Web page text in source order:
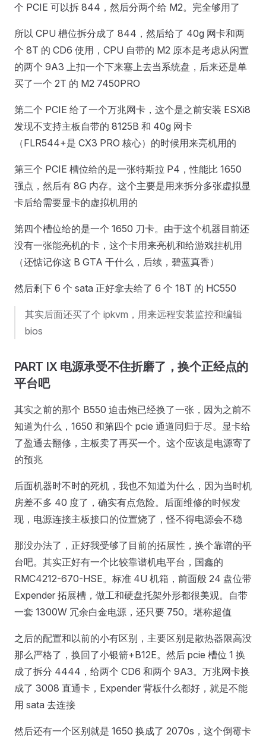
个 PCIE 可以拆 844，然后分两个给 M2。完全够用了
所以 CPU 槽位拆分成了 844，然后给了 40g 网卡和两
个 8T 的 CD6 使用，CPU 自带的 M2 原本是考虑从闲置
的两个 9A3 上扣一个下来塞上去当系统盘，后来还是单
买了一个 2T 的 M2 7450PRO
第二个 PCIE 给了一个万兆网卡，这个是之前安装 ESXi8
发现不支持主板自带的 8125B 和 40g 网卡
（FLR544+是 CX3 PRO 核心）的时候用来亮机用的
第三个 PCIE 槽位给的是一张特斯拉 P4，性能比 1650
强点，然后有 8G 内存。这个主要是用来拆分多张虚拟显
卡后给需要显卡的虚拟机用的
第四个槽位给的是一个 1650 刀卡。由于这个机器目前还
没有一张能亮机的卡，这个卡用来亮机和给游戏挂机用
（还惦记你这 B GTA 干什么，后续，碧蓝真香）
然后剩下 6 个 sata 正好拿去给了 6 个 18T 的 HC550
其实后面还买了个 ipkvm，用来远程安装监控和编辑
bios
PART IX 电源承受不住折磨了，换个正经点的
平台吧
其实之前的那个 B550 迫击炮已经换了一张，因为之前不
知道为什么，1650 和第四个 pcie 通道同归于尽。显卡给
了盈通去翻修，主板卖了再买一个。这个应该是电源寄了
的预兆
后面机器时不时的死机，我也不知道为什么，因为当时机
房差不多 40 度了，确实有点危险。后面维修的时候发
现，电源连接主板接口的位置烧了，怪不得电源会不稳
那没办法了，正好我受够了目前的拓展性，换个靠谱的平
台吧。其实正好有一个比较靠谱机电平台，国鑫的
RMC4212-670-HSE。标准 4U 机箱，前面般 24 盘位带
Expender 拓展槽，做工和硬盘托架外形都很美观。自带
一套 1300W 冗余白金电源，还只要 750。堪称超值
之后的配置和以前的小有区别，主要区别是散热器限高没
那么严格了，换回了小银箭+B12E。然后 pcie 槽位 1 换
成了拆分 4444，给两个 CD6 和两个 9A3。万兆网卡换
成了 3008 直通卡，Expender 背板什么都好，就是不能
用 sata 去连接
然后还有一个区别就是 1650 换成了 2070s，这个倒霉卡